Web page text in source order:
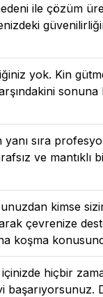
ile çözüm
yok. Kin
sonuna
yanı sıra
ve mantıklı
kimse
çevrenize
koşma
hiçbir